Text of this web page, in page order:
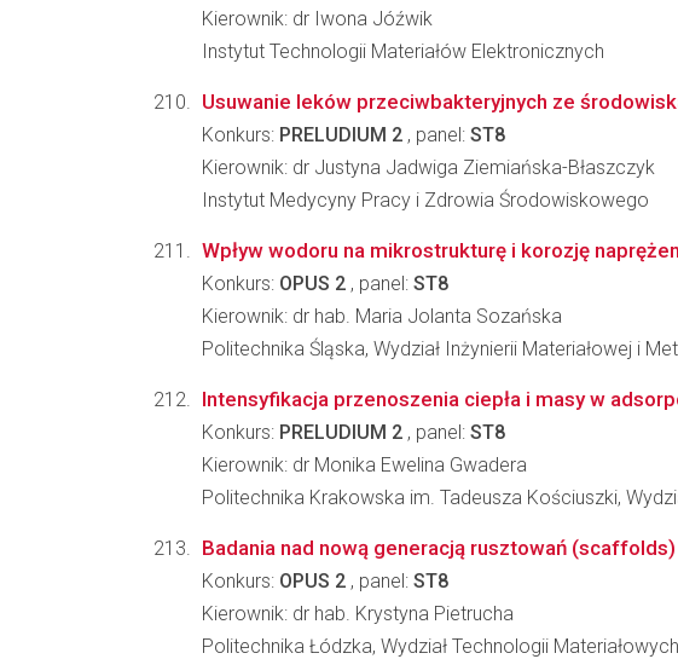
Kierownik: dr Iwona Jóźwik
Instytut Technologii Materiałów Elektronicznych
Usuwanie leków przeciwbakteryjnych ze
Konkurs: PRELUDIUM 2 , panel: ST8
Kierownik: dr Justyna Jadwiga Ziemiańska-Błaszczyk
Instytut Medycyny Pracy i Zdrowia Środowiskowego
Wpływ wodoru na mikrostrukturę i korozję
Konkurs: OPUS 2 , panel: ST8
Kierownik: dr hab. Maria Jolanta Sozańska
Politechnika Śląska, Wydział Inżynierii Materiałowej i
Intensyfikacja przenoszenia ciepła i masy w
Konkurs: PRELUDIUM 2 , panel: ST8
Kierownik: dr Monika Ewelina Gwadera
Politechnika Krakowska im. Tadeusza Kościuszki,
Badania nad nową generacją rusztowań
Konkurs: OPUS 2 , panel: ST8
Kierownik: dr hab. Krystyna Pietrucha
Politechnika Łódzka, Wydział Technologii